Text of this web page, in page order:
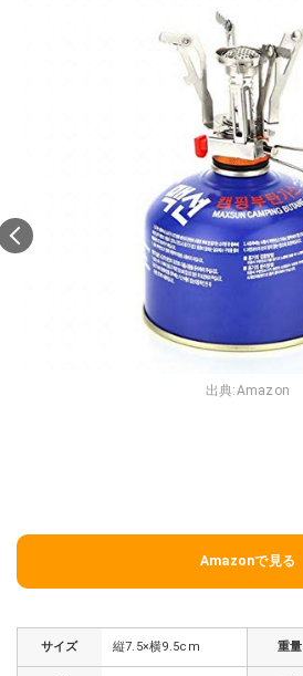
出典:Amazon
Amazonで見る
サイズ 縦7.5×横9.5cm 重量